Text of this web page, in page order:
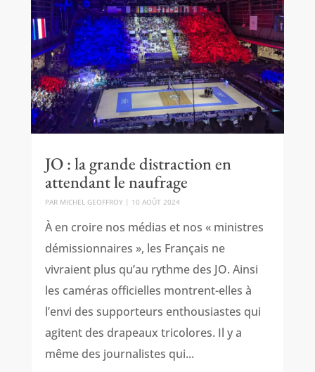
JO : la grande distraction en
attendant le naufrage
PAR MICHEL GEOFFROY| 10 AOÛT 2024
À en croire nos médias et nos « ministres
démissionnaires », les Français ne
vivraient plus qu’au rythme des JO. Ainsi
les caméras officielles montrent-elles à
l’envi des supporteurs enthousiastes qui
agitent des drapeaux tricolores. Il y a
même des journalistes qui...